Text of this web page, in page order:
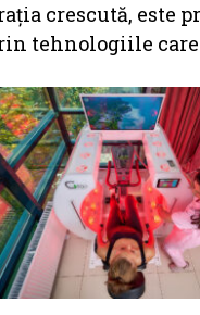
crescută, este
tehnologiile